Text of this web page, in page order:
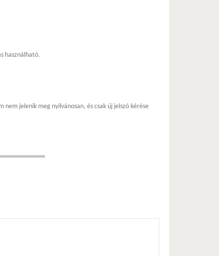
használható.
jelenik meg nyilvánosan, és csak új jelszó kérése